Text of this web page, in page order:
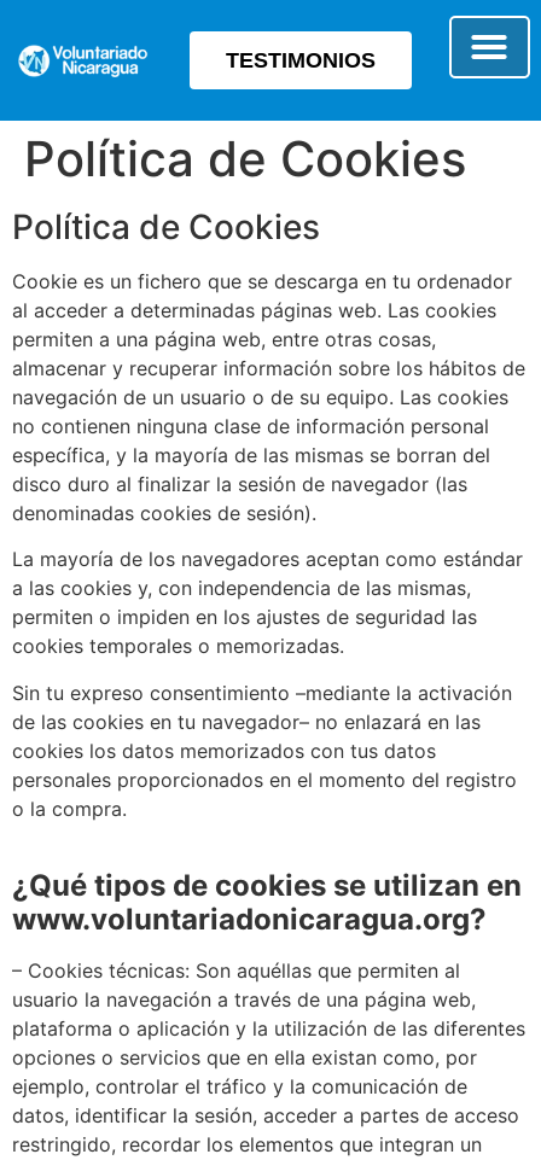
TESTIMONIOS
Política de Cookies
Política de Cookies
Cookie es un fichero que se descarga en tu ordenador
al acceder a determinadas páginas web. Las cookies
permiten a una página web, entre otras cosas,
almacenar y recuperar información sobre los hábitos de
navegación de un usuario o de su equipo. Las cookies
no contienen ninguna clase de información personal
específica, y la mayoría de las mismas se borran del
disco duro al finalizar la sesión de navegador (las
denominadas cookies de sesión).
La mayoría de los navegadores aceptan como estándar
a las cookies y, con independencia de las mismas,
permiten o impiden en los ajustes de seguridad las
cookies temporales o memorizadas.
Sin tu expreso consentimiento –mediante la activación
de las cookies en tu navegador– no enlazará en las
cookies los datos memorizados con tus datos
personales proporcionados en el momento del registro
o la compra.
¿Qué tipos de cookies se utilizan en
www.voluntariadonicaragua.org?
– Cookies técnicas: Son aquéllas que permiten al
usuario la navegación a través de una página web,
plataforma o aplicación y la utilización de las diferentes
opciones o servicios que en ella existan como, por
ejemplo, controlar el tráfico y la comunicación de
datos, identificar la sesión, acceder a partes de acceso
restringido, recordar los elementos que integran un